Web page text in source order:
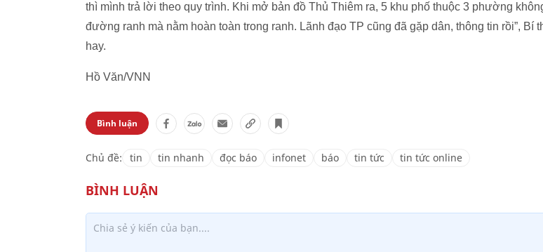
thì mình trả lời theo quy trình. Khi mở bản đồ Thủ Thiêm ra, 5 khu phố thuộc 3 phường
đường ranh mà nằm hoàn toàn trong ranh. Lãnh đạo TP cũng đã gặp dân, thông tin rồi”, Bí
hay.
Hồ Văn/VNN
Bình luận
Chủ đề: tin tin nhanh đọc báo infonet báo tin tức tin tức online